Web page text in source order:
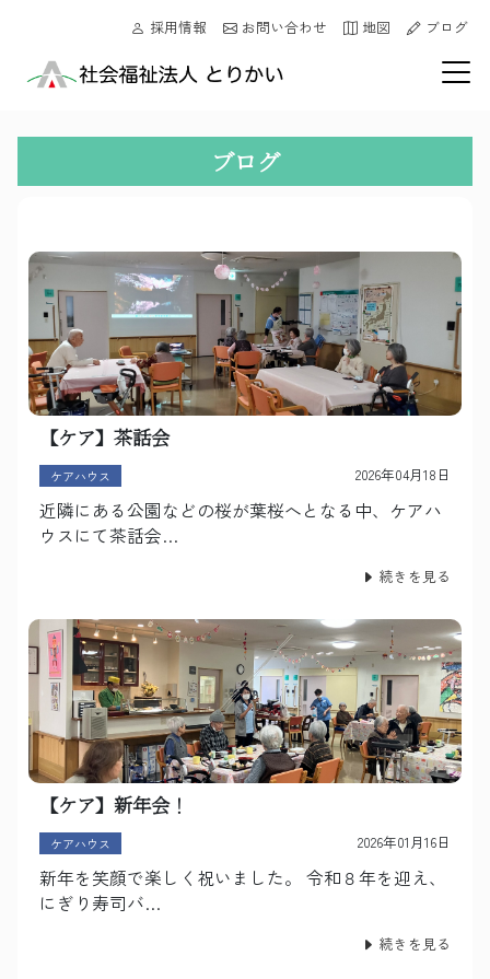
採用情報 お問い合わせ 地図 ブログ
ブログ
【ケア】茶話会
ケアハウス 2026年04月18日
近隣にある公園などの桜が葉桜へとなる中、ケアハ
ウスにて茶話会…
続きを見る
【ケア】新年会！
ケアハウス 2026年01月16日
新年を笑顔で楽しく祝いました。 令和８年を迎え、
にぎり寿司バ…
続きを見る